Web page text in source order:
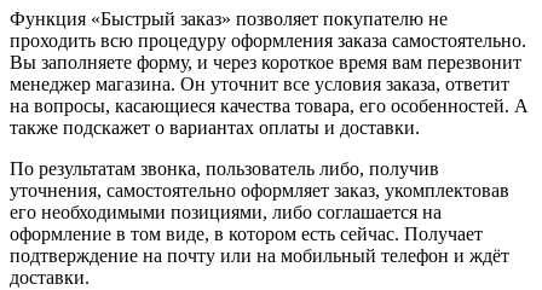
Функция «Быстрый заказ» позволяет покупателю не
проходить всю процедуру оформления заказа самостоятельно.
Вы заполняете форму, и через короткое время вам перезвонит
менеджер магазина. Он уточнит все условия заказа, ответит
на вопросы, касающиеся качества товара, его особенностей. А
также подскажет о вариантах оплаты и доставки.
По результатам звонка, пользователь либо, получив
уточнения, самостоятельно оформляет заказ, укомплектовав
его необходимыми позициями, либо соглашается на
оформление в том виде, в котором есть сейчас. Получает
подтверждение на почту или на мобильный телефон и ждёт
доставки.